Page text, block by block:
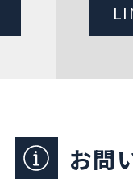
お問